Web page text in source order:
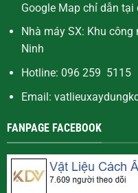
Google Map chỉ dẫn tại
Nhà máy SX: Khu
Ninh
Hotline: 096 259 5115
Email:
FANPAGE FACEBOOK